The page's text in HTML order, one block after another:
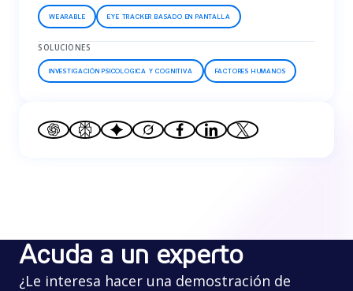
WEARABLE EYE TRACKER BASADO EN PANTALLA
SOLUCIONES
INVESTIGACIÓN PSICOLOGICA Y COGNITIVA FACTORES HUMANOS
Acuda a un experto
¿Le interesa hacer una demostración de